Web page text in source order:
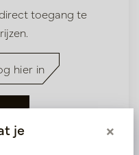
toegang te
hier in
je
×